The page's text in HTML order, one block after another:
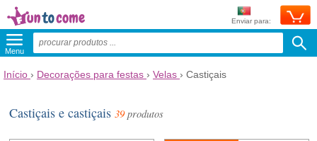
Enviar para:
Menu
Início › Decorações para festas › Velas › Castiçais
Castiçais e castiçais39produtos